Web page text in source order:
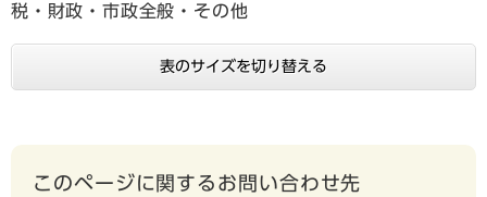
税・財政・市政全般・その他
表のサイズを切り替える
このページに関するお問い合わせ先